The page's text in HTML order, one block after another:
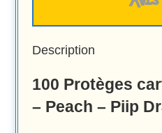
Description
100 Protèges
– Peach – Piip